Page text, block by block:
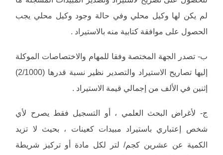
لم يكن لها وكيل محلي وفي حالة وجود وكيل محلي يجب
الحصول على موافقة كتابية منه بالاستيراد .
‌ب- تصدر الجهة المختصة وفقا للمهام والاختصاصات الموكلة
إليها تصاريح الاستيراد والتصدير نظير نسبة قدرها (2/1000)
إثنين في الألف من إجمالي قيمة الاستيراد .
‌ج- لأغراض البحث العلمي ، أو التسجيل فقط يصرح لأي
شخص إعتباري باستيراد مبيدات كعينات ، بحيث لا تزيد
الكمية عن عشرين كجم/ لتر لكل مادة أو تركيز شريطة